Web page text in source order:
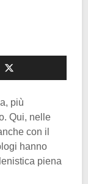
più
Qui, nelle
con il
hanno
piena